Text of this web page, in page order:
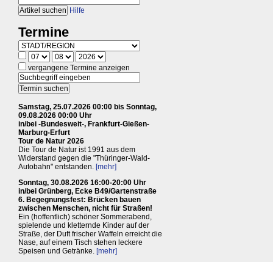
Hilfe
Termine
vergangene Termine anzeigen
Samstag, 25.07.2026 00:00 bis Sonntag,
09.08.2026 00:00 Uhr
in/bei -Bundesweit-, Frankfurt-Gießen-
Marburg-Erfurt
Tour de Natur 2026
Die Tour de Natur ist 1991 aus dem
Widerstand gegen die "Thüringer-Wald-
Autobahn" entstanden. [mehr]
Sonntag, 30.08.2026 16:00-20:00 Uhr
in/bei Grünberg, Ecke B49/Gartenstraße
6. Begegnungsfest: Brücken bauen
zwischen Menschen, nicht für Straßen!
Ein (hoffentlich) schöner Sommerabend,
spielende und kletternde Kinder auf der
Straße, der Duft frischer Waffeln erreicht die
Nase, auf einem Tisch stehen leckere
Speisen und Getränke. [mehr]